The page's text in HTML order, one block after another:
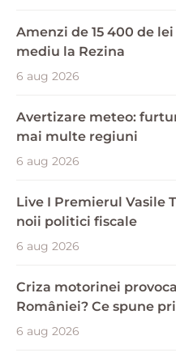
Amenzi de 15 400 de
mediu la Rezina
6 aug 2026
Avertizare meteo:
mai multe regiuni
6 aug 2026
Live I Premierul Vasile
noii politici fiscale
6 aug 2026
Criza motorinei
României? Ce spune
6 aug 2026